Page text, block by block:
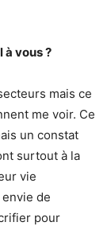
à vous ?
mais ce
me voir. Ce
un constat
surtout à la
vie
de
pour